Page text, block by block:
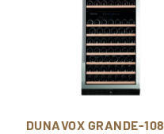
DUNAVOX GRANDE-108